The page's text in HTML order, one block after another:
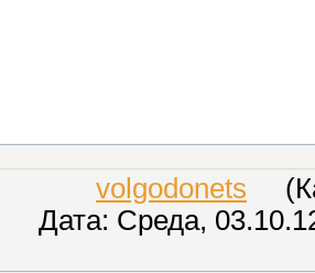
volgodonets
Дата: Среда,